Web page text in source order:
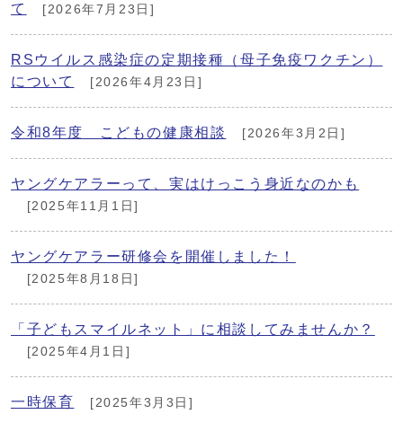
て
[2026年7月23日]
RSウイルス感染症の定期接種（母子免疫ワクチン）
について
[2026年4月23日]
令和8年度 こどもの健康相談 [2026年3月2日]
ヤングケアラーって、実はけっこう身近なのかも
[2025年11月1日]
ヤングケアラー研修会を開催しました！
[2025年8月18日]
「子どもスマイルネット」に相談してみませんか？
[2025年4月1日]
一時保育 [2025年3月3日]